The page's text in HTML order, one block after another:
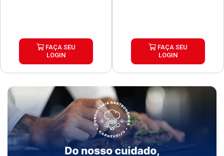
FAÇA SEU
LOGIN
FAÇA SEU
LOGIN